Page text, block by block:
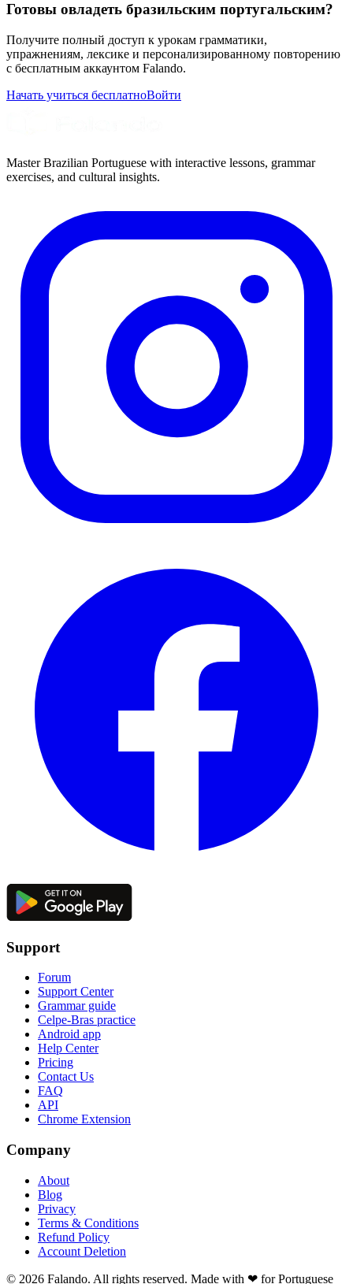
Готовы овладеть бразильским португальским?
Получите полный доступ к урокам грамматики,
упражнениям, лексике и персонализированному повторению
с бесплатным аккаунтом Falando.
Начать учиться бесплатноВойти
Master Brazilian Portuguese with interactive lessons, grammar
exercises, and cultural insights.
Support
Forum
Support Center
Grammar guide
Celpe-Bras practice
Android app
Help Center
Pricing
Contact Us
FAQ
API
Chrome Extension
Company
About
Blog
Privacy
Terms & Conditions
Refund Policy
Account Deletion
© 2026 Falando. All rights reserved. Made with ❤ for Portuguese